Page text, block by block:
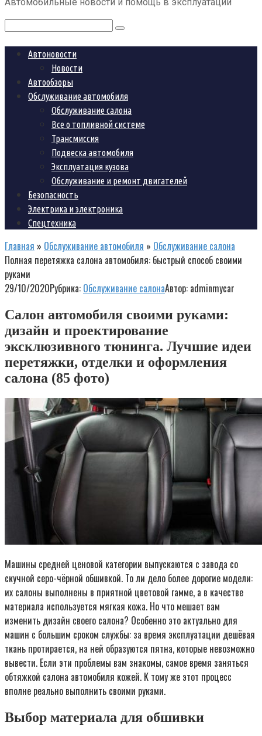
Поиск:
Автоновости
Новости
Автообзоры
Обслуживание автомобиля
Обслуживание салона
Все о топливной системе
Трансмиссия
Подвеска автомобиля
Эксплуатация кузова
Обслуживание и ремонт двигателей
Безопасность
Электрика и электроника
Спецтехника
Главная » Обслуживание автомобиля » Обслуживание салона
Полная перетяжка салона автомобиля: быстрый способ своими
руками
29/10/2020Рубрика: Обслуживание салонаАвтор: adminmycar
Салон автомобиля своими руками:
дизайн и проектирование
эксклюзивного тюнинга. Лучшие идеи
перетяжки, отделки и оформления
салона (85 фото)
Машины средней ценовой категории выпускаются с завода со
скучной серо-чёрной обшивкой. То ли дело более дорогие модели:
их салоны выполнены в приятной цветовой гамме, а в качестве
материала используется мягкая кожа. Но что мешает вам
изменить дизайн своего салона? Особенно это актуально для
машин с большим сроком службы: за время эксплуатации дешёвая
ткань протирается, на ней образуются пятна, которые невозможно
вывести. Если эти проблемы вам знакомы, самое время заняться
обтяжкой салона автомобиля кожей. К тому же этот процесс
вполне реально выполнить своими руками.
Выбор материала для обшивки